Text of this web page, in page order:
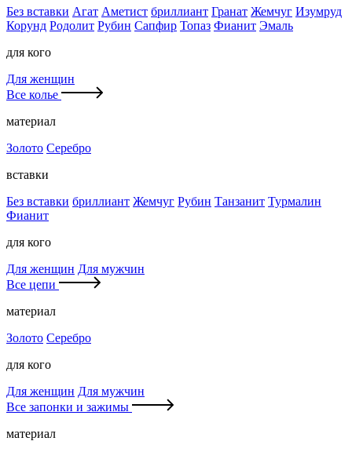
Без вставки Агат Аметист бриллиант Гранат Жемчуг Изумруд
Корунд Родолит Рубин Сапфир Топаз Фианит Эмаль
для кого
Для женщин
Все колье
материал
Золото Серебро
вставки
Без вставки бриллиант Жемчуг Рубин Танзанит Турмалин
Фианит
для кого
Для женщин Для мужчин
Все цепи
материал
Золото Серебро
для кого
Для женщин Для мужчин
Все запонки и зажимы
материал